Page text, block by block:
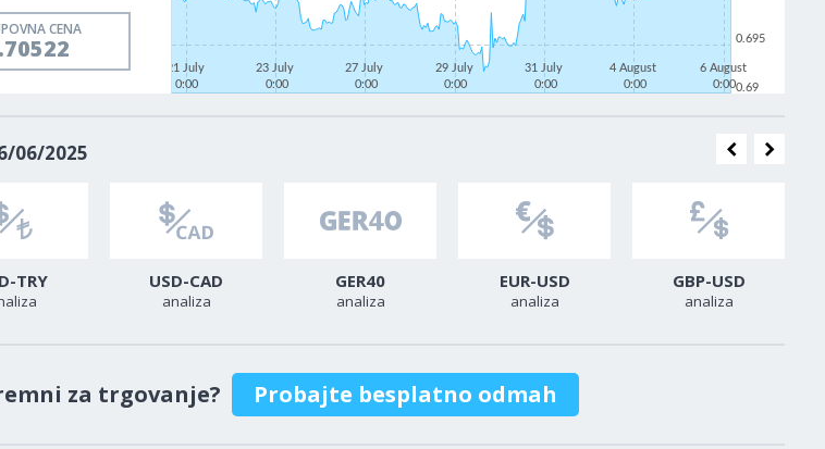
CENA
21 July
0:00
23 July
0:00
27 July
0:00
29 July
0:00
31 July
0:00
4 August
0:00
6 August
0:000.69
0.695
06/2025
TRY USD-CAD
analiza
GER40
analiza
EUR-USD
analiza
GBP-USD
analiza
za trgovanje? Probajte besplatno odmah